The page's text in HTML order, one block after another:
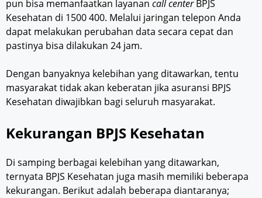
pun bisa memanfaatkan layanan call center BPJS
Kesehatan di 1500 400. Melalui jaringan telepon Anda
dapat melakukan perubahan data secara cepat dan
pastinya bisa dilakukan 24 jam.
Dengan banyaknya kelebihan yang ditawarkan, tentu
masyarakat tidak akan keberatan jika asuransi BPJS
Kesehatan diwajibkan bagi seluruh masyarakat.
Kekurangan BPJS Kesehatan
Di samping berbagai kelebihan yang ditawarkan,
ternyata BPJS Kesehatan juga masih memiliki beberapa
kekurangan. Berikut adalah beberapa diantaranya;